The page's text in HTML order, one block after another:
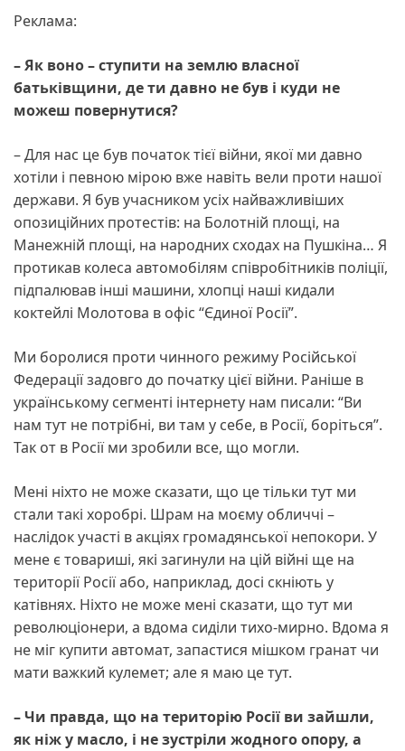
Реклама:
– Як воно – ступити на землю власної
батьківщини, де ти давно не був і куди не
можеш повернутися?
– Для нас це був початок тієї війни, якої ми давно
хотіли і певною мірою вже навіть вели проти нашої
держави. Я був учасником усіх найважливіших
опозиційних протестів: на Болотній площі, на
Манежній площі, на народних сходах на Пушкіна… Я
протикав колеса автомобілям співробітників поліції,
підпалював інші машини, хлопці наші кидали
коктейлі Молотова в офіс “Єдиної Росії”.
Ми боролися проти чинного режиму Російської
Федерації задовго до початку цієї війни. Раніше в
українському сегменті інтернету нам писали: “Ви
нам тут не потрібні, ви там у себе, в Росії, боріться”.
Так от в Росії ми зробили все, що могли.
Мені ніхто не може сказати, що це тільки тут ми
стали такі хоробрі. Шрам на моєму обличчі –
наслідок участі в акціях громадянської непокори. У
мене є товариші, які загинули на цій війні ще на
території Росії або, наприклад, досі скніють у
катівнях. Ніхто не може мені сказати, що тут ми
революціонери, а вдома сиділи тихо-мирно. Вдома я
не міг купити автомат, запастися мішком гранат чи
мати важкий кулемет; але я маю це тут.
– Чи правда, що на територію Росії ви зайшли,
як ніж у масло, і не зустріли жодного опору, а